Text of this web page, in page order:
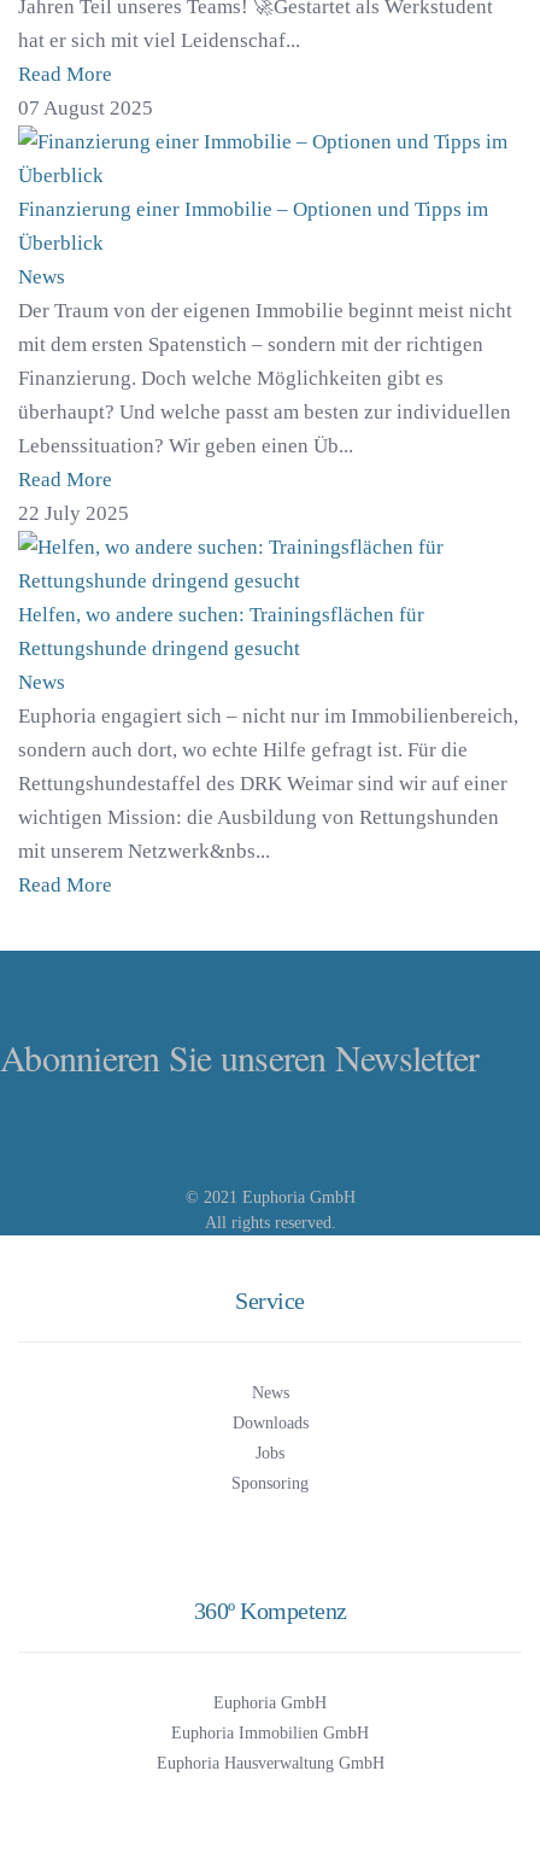
Jahren Teil unseres Teams! 🚀Gestartet als Werkstudent
hat er sich mit viel Leidenschaf...
Read More
07 August 2025
Finanzierung einer Immobilie – Optionen und Tipps im
Überblick
News
Der Traum von der eigenen Immobilie beginnt meist nicht
mit dem ersten Spatenstich – sondern mit der richtigen
Finanzierung. Doch welche Möglichkeiten gibt es
überhaupt? Und welche passt am besten zur individuellen
Lebenssituation? Wir geben einen Üb...
Read More
22 July 2025
Helfen, wo andere suchen: Trainingsflächen für
Rettungshunde dringend gesucht
News
Euphoria engagiert sich – nicht nur im Immobilienbereich,
sondern auch dort, wo echte Hilfe gefragt ist. Für die
Rettungshundestaffel des DRK Weimar sind wir auf einer
wichtigen Mission: die Ausbildung von Rettungshunden
mit unserem Netzwerk&nbs...
Read More
Abonnieren Sie unseren Newsletter
© 2021 Euphoria GmbH
All rights reserved.
Service
News
Downloads
Jobs
Sponsoring
360º Kompetenz
Euphoria GmbH
Euphoria Immobilien GmbH
Euphoria Hausverwaltung GmbH